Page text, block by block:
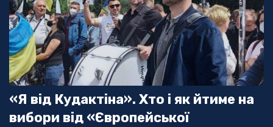
«Я від Кудактіна». Хто і як йтиме на
вибори від «Європейської